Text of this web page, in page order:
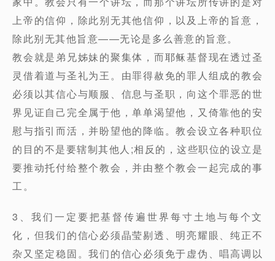
上帝的信仰，除此别无其他信仰，以及上帝的旨意，
除此别无其他旨意——无论是多么善意的旨意。
教会就是弟兄姊妹的聚集体，而耶稣基督现在透过圣
灵借着道与圣礼为王。由罪得赦免的罪人组成的教会
必须以其信心与顺服、信息与圣职，向这个罪恶的世
界见证自己完全属于他，单单渴望他，又倚靠他的安
慰与指引而活，并盼望他的降临。教会设立各种职位
的目的不是要辖制其他人;相反的，这些职位的设立是
要推动托付给整个教会，并由整个教会一起完成的事
工。
3、我们一定要把基督传遍世界每寸土地与每个文
化，但我们的信心必须晶莹剔透、明亮耀眼、纯正不
杂又坚定稳固。我们的信心必须免于虚伪、唱高调以